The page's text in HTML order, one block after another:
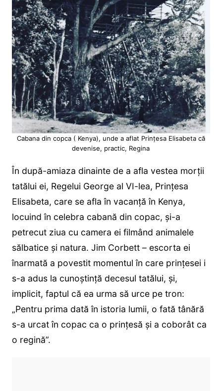
Cabana din copca ( Kenya), unde a aflat Prințesa Elisabeta că
devenise, practic, Regina
În după-amiaza dinainte de a afla vestea morții
tatălui ei, Regelui George al VI-lea, Prințesa
Elisabeta, care se afla în vacanță în Kenya,
locuind în celebra cabană din copac, și-a
petrecut ziua cu camera ei filmând animalele
sălbatice și natura. Jim Corbett – escorta ei
înarmată a povestit momentul în care prințesei i
s-a adus la cunoștință decesul tatălui, și,
implicit, faptul că ea urma să urce pe tron:
„Pentru prima dată în istoria lumii, o fată tânără
s-a urcat în copac ca o prințesă și a coborât ca
o regină”.